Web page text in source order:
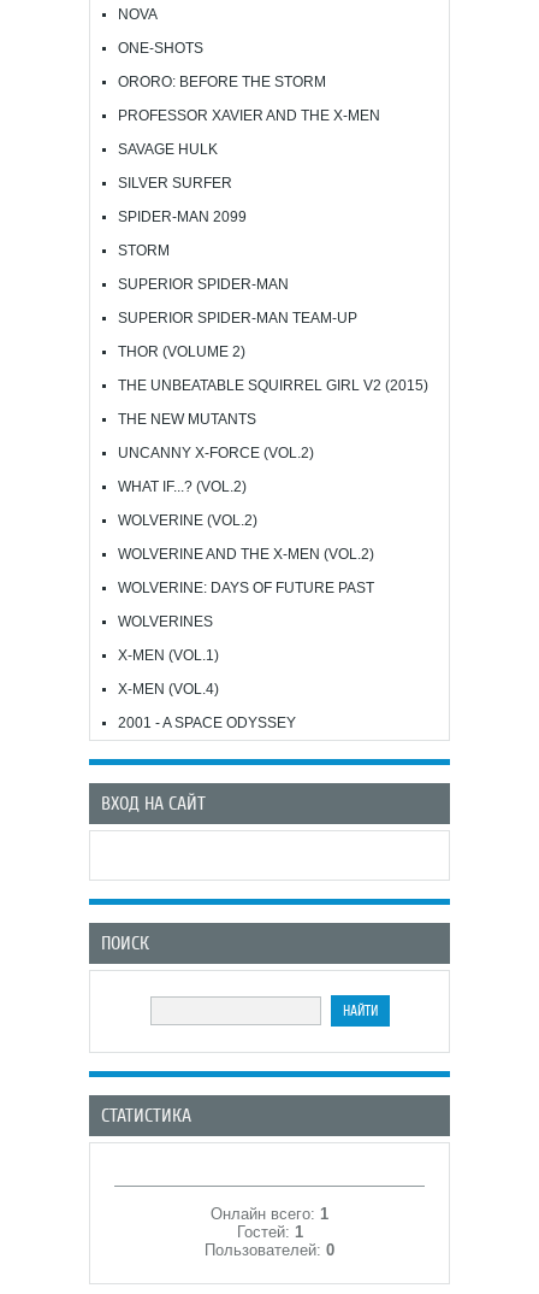
NOVA
ONE-SHOTS
ORORO: BEFORE THE STORM
PROFESSOR XAVIER AND THE X-MEN
SAVAGE HULK
SILVER SURFER
SPIDER-MAN 2099
STORM
SUPERIOR SPIDER-MAN
SUPERIOR SPIDER-MAN TEAM-UP
THOR (VOLUME 2)
THE UNBEATABLE SQUIRREL GIRL V2 (2015)
THE NEW MUTANTS
UNCANNY X-FORCE (VOL.2)
WHAT IF...? (VOL.2)
WOLVERINE (VOL.2)
WOLVERINE AND THE X-MEN (VOL.2)
WOLVERINE: DAYS OF FUTURE PAST
WOLVERINES
X-MEN (VOL.1)
X-MEN (VOL.4)
2001 - A SPACE ODYSSEY
ВХОД НА САЙТ
ПОИСК
СТАТИСТИКА
Онлайн всего: 1
Гостей: 1
Пользователей: 0